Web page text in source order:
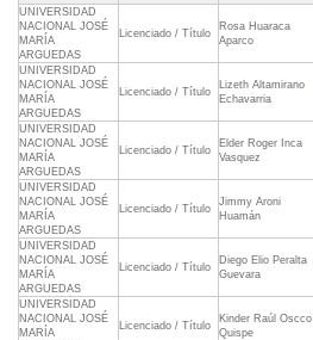
UNIVERSIDAD
NACIONAL JOSÉ
MARÍA
ARGUEDAS
Licenciado / Título
Rosa Huaraca
Aparco
UNIVERSIDAD
NACIONAL JOSÉ
MARÍA
ARGUEDAS
Licenciado / Título
Lizeth Altamirano
Echavarria
UNIVERSIDAD
NACIONAL JOSÉ
MARÍA
ARGUEDAS
Licenciado / Título
Elder Roger Inca
Vasquez
UNIVERSIDAD
NACIONAL JOSÉ
MARÍA
ARGUEDAS
Licenciado / Título
Jimmy Aroni
Huamán
UNIVERSIDAD
NACIONAL JOSÉ
MARÍA
ARGUEDAS
Licenciado / Título
Diego Elio Peralta
Guevara
UNIVERSIDAD
NACIONAL JOSÉ
MARÍA
Licenciado / Título
Kinder Raúl Oscco
Quispe